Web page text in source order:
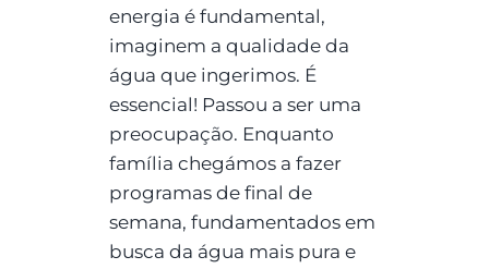
energia é fundamental,
imaginem a qualidade da
água que ingerimos. É
essencial! Passou a ser uma
preocupação. Enquanto
família chegámos a fazer
programas de final de
semana, fundamentados em
busca da água mais pura e